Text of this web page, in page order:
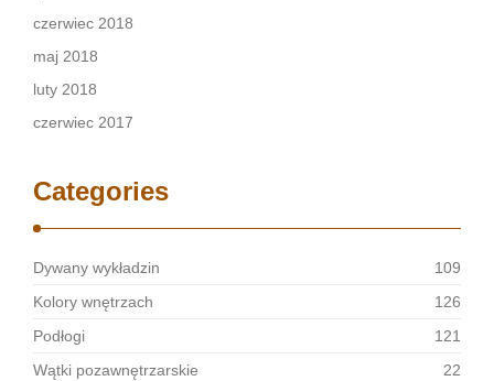
czerwiec 2018
maj 2018
luty 2018
czerwiec 2017
Categories
Dywany wykładzin
109
Kolory wnętrzach
126
Podłogi
121
Wątki pozawnętrzarskie
22